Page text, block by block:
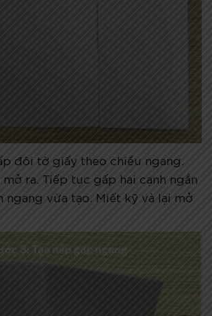
đôi tờ giấy theo chiều ngang.
ra. Tiếp tục gấp hai cạnh ngắn
ngang vừa tạo. Miết kỹ và lại mở